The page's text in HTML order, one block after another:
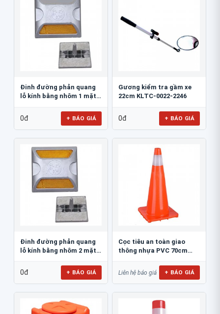
Đinh đường phản quang
lỗ kính bằng nhôm 1 mặt
0đ + BÁO GIÁ
Gương kiểm tra gầm xe
22cm KLTC-0022-2246
0đ + BÁO GIÁ
Đinh đường phản quang
lỗ kính bằng nhôm 2 mặt
0đ + BÁO GIÁ
Cọc tiêu an toàn giao
thông nhựa PVC 70cm
Liên hệ báo giá + BÁO GIÁ